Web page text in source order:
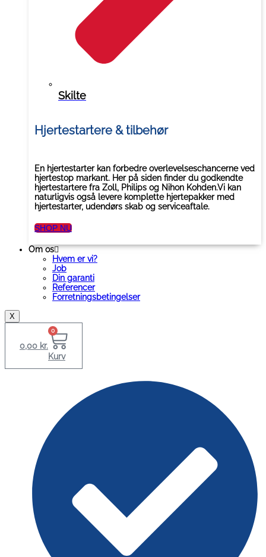
Skilte
Hjertestartere & tilbehør
En hjertestarter kan forbedre overlevelseschancerne ved
hjertestop markant. Her på siden finder du godkendte
hjertestartere fra Zoll, Philips og Nihon Kohden.Vi kan
naturligvis også levere komplette hjertepakker med
hjertestarter, udendørs skab og serviceaftale.
SHOP NU
Om os
Hvem er vi?
Job
Din garanti
Referencer
Forretningsbetingelser
X
0,00 kr.
0
Kurv